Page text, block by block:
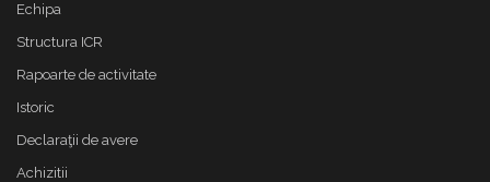
Echipa
Structura ICR
Rapoarte de activitate
Istoric
Declaraţii de avere
Achizitii